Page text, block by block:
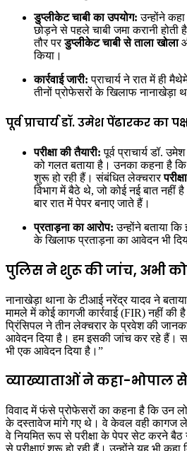
डुप्लीकेट चाबी का उपयोग: उन्होंने
छोड़ने से पहले चाबी जमा करानी
तौर परडुप्लीकेट चाबी से ताला खोला
किया।
कार्रवाई जारी: प्राचार्य ने रात में ही
तीनों प्रोफेसरों के खिलाफ नानाखेड़ा
पूर्व प्राचार्य डॉ. उमेश पेंढारकर का
परीक्षा की तैयारी: पूर्व प्राचार्य डॉ.
को गलत बताया है। उनका कहना है कि
शुरू हो रही हैं। संबंधित लेक्चरार
विभाग में बैठे थे, जो कोई नई बात नहीं
बार रात में पेपर बनाए जाते हैं।
प्रताड़ना का आरोप: उन्होंने बताया कि
के खिलाफ प्रताड़ना का आवेदन भी
पुलिस ने शुरू की जांच, अभी
नानाखेड़ा थाना के टीआई नरेंद्र यादव ने
मामले में कोई कागजी कार्रवाई (FIR) नहीं
प्रिंसिपल ने तीन लेक्चरार के प्रवेश की
आवेदन दिया है। हम इसकी जांच कर रहे हैं।
भी एक आवेदन दिया है।”
व्याख्याताओं ने कहा-भोपाल
विवाद में फंसे प्रोफेसरों का कहना है कि उन
के दस्तावेज मांगे गए थे। वे केवल वही
वे नियमित रूप से परीक्षा के पेपर सेट करने
से परीक्षाएं शुरू हो रही हैं। उन्होंने यह भी